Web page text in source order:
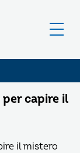
per capire il
il mistero